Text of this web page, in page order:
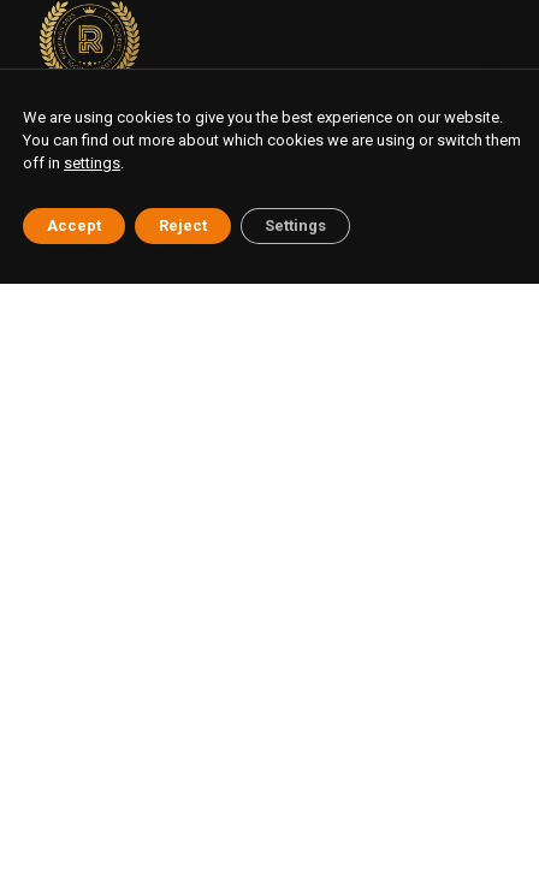
We are using cookies to give you the best experience on our website.
You can find out more about which cookies we are using or switch them
off in settings.
Accept Reject Settings